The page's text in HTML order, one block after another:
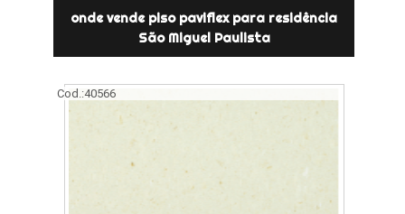
onde vende piso paviflex para residência
São Miguel Paulista
Cod.:40566